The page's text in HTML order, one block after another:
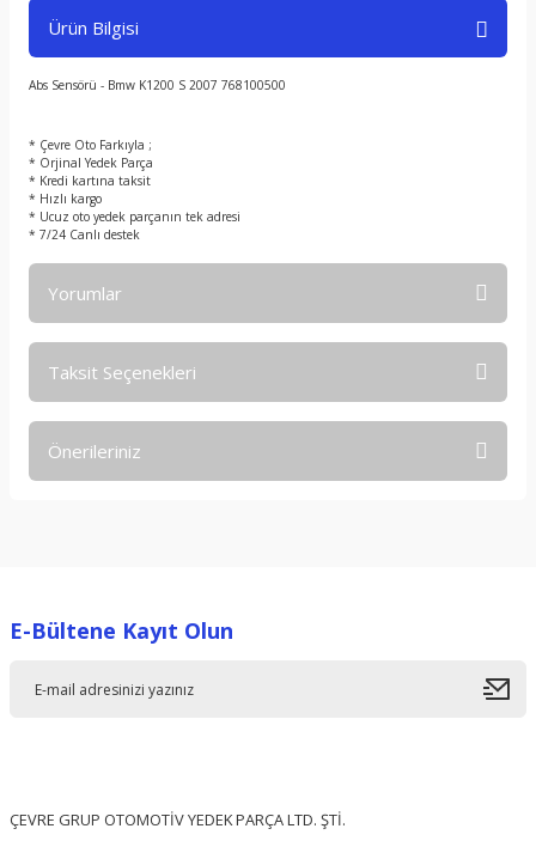
Ürün Bilgisi
Abs Sensörü - Bmw K1200 S 2007 768100500
* Çevre Oto Farkıyla ;
* Orjinal Yedek Parça
* Kredi kartına taksit
* Hızlı kargo
* Ucuz oto yedek parçanın tek adresi
* 7/24 Canlı destek
Yorumlar
Taksit Seçenekleri
Önerileriniz
Ürün resmi kalitesiz, bozuk veya görüntülenemiyor.
E-Bültene Kayıt Olun
ÇEVRE GRUP OTOMOTİV YEDEK PARÇA LTD. ŞTİ.